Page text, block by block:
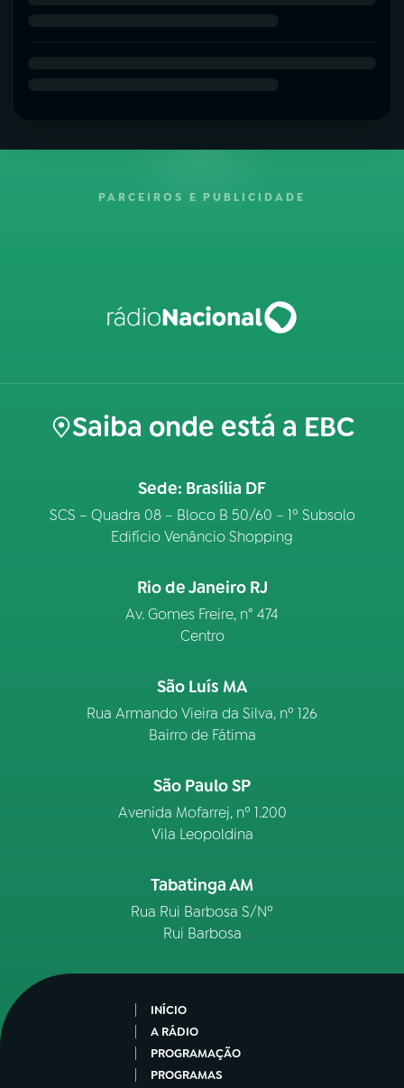
PARCEIROS E PUBLICIDADE
Saiba onde está a EBC
Sede: Brasília DF
SCS – Quadra 08 – Bloco B 50/60 – 1º Subsolo
Edifício Venâncio Shopping
Rio de Janeiro RJ
Av. Gomes Freire, n° 474
Centro
São Luís MA
Rua Armando Vieira da Silva, nº 126
Bairro de Fátima
São Paulo SP
Avenida Mofarrej, nº 1.200
Vila Leopoldina
Tabatinga AM
Rua Rui Barbosa S/Nº
Rui Barbosa
INÍCIO
A RÁDIO
PROGRAMAÇÃO
PROGRAMAS